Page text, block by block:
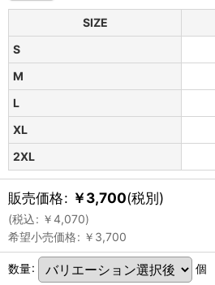
SIZE
S
M
L
XL
2XL
販売価格: ￥3,700(税別)
(税込: ￥4,070)
希望小売価格: ￥ 3,700
数量: 個